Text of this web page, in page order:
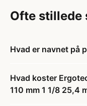
Ofte stillede
Hvad er navnet på
Hvad koster
110 mm 1 1/8 25,4